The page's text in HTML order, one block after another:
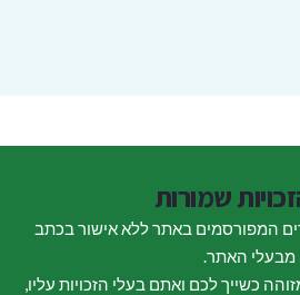
שמורות
המפורסמים באתר ללא אישור בכתב
מבעלי האתר.
כשייך לכם ואתם בעלי הזכויות עליו,